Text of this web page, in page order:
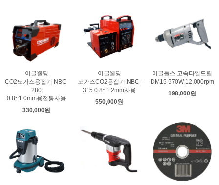
이글웰딩
CO2노가스용접기 NBC-
280
0.8~1.0mm용접봉사용
330,000원
이글웰딩
노가스CO2용접기 NBC-
315 0.8~1.2mm사용
550,000원
이글툴스 고속타일드릴
DM15 570W 12,000rpm
198,000원